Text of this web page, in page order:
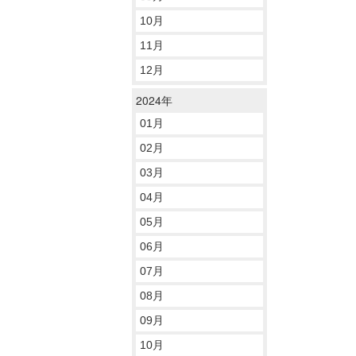
10月
11月
12月
2024年
01月
02月
03月
04月
05月
06月
07月
08月
09月
10月